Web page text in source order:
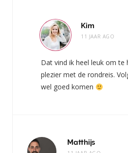
Kim
11 JAAR AGO
Dat vind ik heel leuk om te
plezier met de rondreis.
wel goed komen
Matthijs